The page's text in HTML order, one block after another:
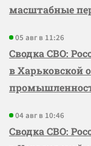
масштабные
05 авг в 11:26
Сводка СВО:
в Харьковской
04 авг в 10:46
Сводка СВО: